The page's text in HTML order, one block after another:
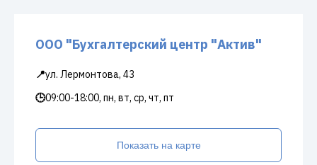
ООО "Бухгалтерский центр "Актив"
📍ул. Лермонтова, 43
🕒09:00-18:00, пн, вт, ср, чт, пт
Показать на карте